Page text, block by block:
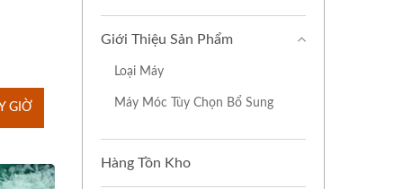
GIỜ
Giới Thiệu Sản Phẩm
Loại Máy
Máy Móc Tùy Chọn Bổ Sung
Hàng Tồn Kho